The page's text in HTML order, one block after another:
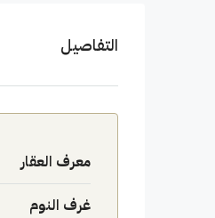
التفاصيل
معرف العقار
غرف النوم